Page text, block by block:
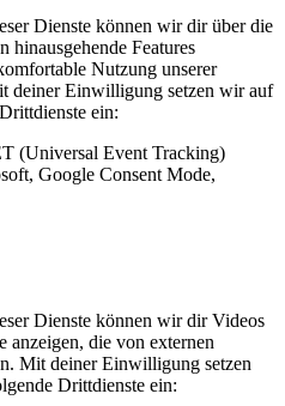
Dienste können wir dir über die
hinausgehende Features
Nutzung unserer
deiner Einwilligung setzen wir auf
ein:
(Universal Event Tracking)
Google Consent Mode,
Dienste können wir dir Videos
anzeigen, die von externen
Mit deiner Einwilligung setzen
Drittdienste ein: